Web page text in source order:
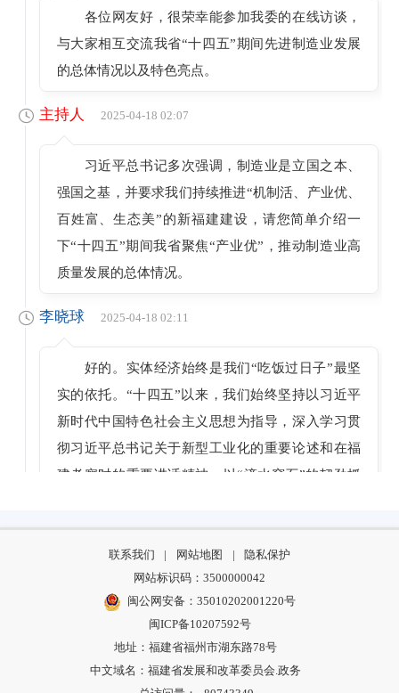
各位网友好，很荣幸能参加我委的在线访谈，
与大家相互交流我省“十四五”期间先进制造业发展
的总体情况以及特色亮点。
主持人 2025-04-18 02:07
习近平总书记多次强调，制造业是立国之本、
强国之基，并要求我们持续推进“机制活、产业优、
百姓富、生态美”的新福建建设，请您简单介绍一
下“十四五”期间我省聚焦“产业优”，推动制造业高
质量发展的总体情况。
李晓球 2025-04-18 02:11
好的。实体经济始终是我们“吃饭过日子”最坚
实的依托。“十四五”以来，我们始终坚持以习近平
新时代中国特色社会主义思想为指导，深入学习贯
彻习近平总书记关于新型工业化的重要论述和在福
建考察时的重要讲话精神，以“滴水穿石”的韧劲抓
展迈出坚实步伐，产业之基“根深叶茂”。这五年，
我省产业结构进一步优化升级，产业结构从2020年
的6.2:46.3:47.5调整为2024年的5.7:42.8:51.5，实现
了一产稳、二产优、三产进。福建制造业的“家
底”更厚实，“筋骨”更强健，成为全省经济高质量发
展的“压舱石”。全省工业增加值从2020年1.51万亿
元增至2024年1.92万亿元，全国位次从第6位升至第
联系我们 | 网站地图 |
隐私保护
网站标识码：3500000042
闽公网安备：35010202001220号
闽ICP备10207592号
地址：福建省福州市湖东路78号
中文域名：福建省发展和改革委员会.政务